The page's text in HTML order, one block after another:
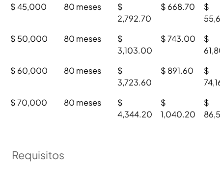
$ 45,000
80 meses
$
2,792.70
$ 668.70
$
$ 50,000
80 meses
$
3,103.00
$ 743.00
$
$ 60,000
80 meses
$
3,723.60
$ 891.60
$
$ 70,000
80 meses
$
4,344.20
$
1,040.20
$
Requisitos